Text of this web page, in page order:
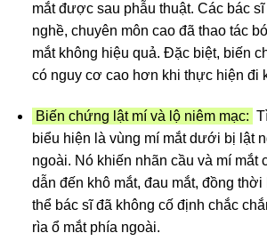
mắt được sau phẫu thuật. Các bác
nghề, chuyên môn cao đã thao tác
mắt không hiệu quả. Đặc biệt, biến
có nguy cơ cao hơn khi thực hiện đi
Biến chứng lật mí và lộ niêm mạc:
biểu hiện là vùng mí mắt dưới bị lật
ngoài. Nó khiến nhãn cầu và mí mắt
dẫn đến khô mắt, đau mắt, đồng
thể bác sĩ đã không cố định chắc
rìa ổ mắt phía ngoài.